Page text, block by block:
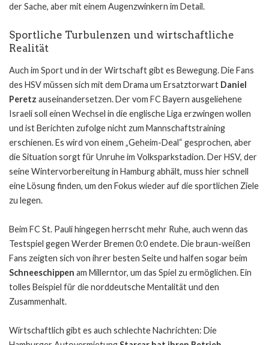
der Sache, aber mit einem Augenzwinkern im Detail.
Sportliche Turbulenzen und wirtschaftliche
Realität
Auch im Sport und in der Wirtschaft gibt es Bewegung. Die Fans
des HSV müssen sich mit dem Drama um Ersatztorwart Daniel
Peretz auseinandersetzen. Der vom FC Bayern ausgeliehene
Israeli soll einen Wechsel in die englische Liga erzwingen wollen
und ist Berichten zufolge nicht zum Mannschaftstraining
erschienen. Es wird von einem „Geheim-Deal“ gesprochen, aber
die Situation sorgt für Unruhe im Volksparkstadion. Der HSV, der
seine Wintervorbereitung in Hamburg abhält, muss hier schnell
eine Lösung finden, um den Fokus wieder auf die sportlichen Ziele
zu legen.
Beim FC St. Pauli hingegen herrscht mehr Ruhe, auch wenn das
Testspiel gegen Werder Bremen 0:0 endete. Die braun-weißen
Fans zeigten sich von ihrer besten Seite und halfen sogar beim
Schneeschippen am Millerntor, um das Spiel zu ermöglichen. Ein
tolles Beispiel für die norddeutsche Mentalität und den
Zusammenhalt.
Wirtschaftlich gibt es auch schlechte Nachrichten: Die